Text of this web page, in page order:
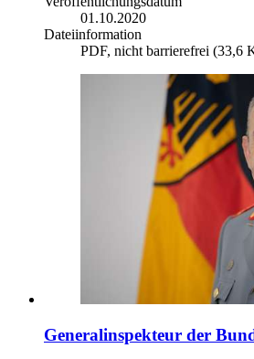
01.10.2020
Dateiinformation
PDF, nicht barrierefrei (33,6
Generalinspekteur der